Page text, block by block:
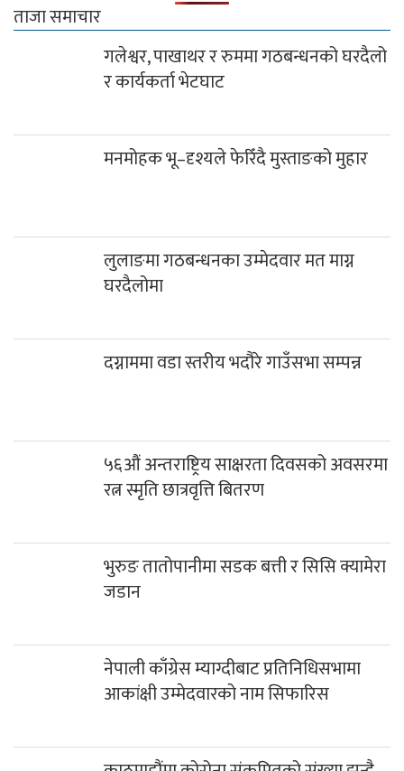
ताजा समाचार
गलेश्वर, पाखाथर र रुममा गठबन्धनको घरदैलो
र कार्यकर्ता भेटघाट
मनमोहक भू–दृश्यले फेरिँदै मुस्ताङको मुहार
लुलाङमा गठबन्धनका उम्मेदवार मत माग्न
घरदैलोमा
दग्नाममा वडा स्तरीय भदौरे गाउँसभा सम्पन्न
५६औं अन्तराष्ट्रिय साक्षरता दिवसको अवसरमा
रत्न स्मृति छात्रवृत्ति बितरण
भुरुङ तातोपानीमा सडक बत्ती र सिसि क्यामेरा
जडान
नेपाली काँग्रेस म्याग्दीबाट प्रतिनिधिसभामा
आकांक्षी उम्मेदवारको नाम सिफारिस